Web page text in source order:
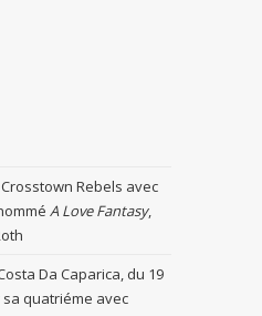
Rebels avec
A Love Fantasy,
Da Caparica, du 19
sa quatriéme avec